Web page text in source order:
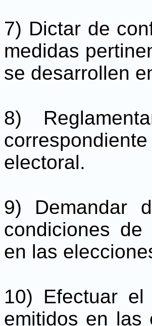
7) Dictar de
medidas
se desarrollen
8)
electoral.
9) Demandar
condiciones
en las
10) Efectuar
emitidos en las